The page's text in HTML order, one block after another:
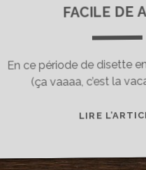
FACILE DE
En ce période de disette
(ça vaaaa, c’est la
LIRE